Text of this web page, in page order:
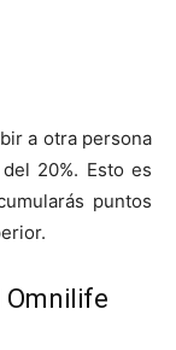
a otra persona
20%. Esto es
puntos
Omnilife